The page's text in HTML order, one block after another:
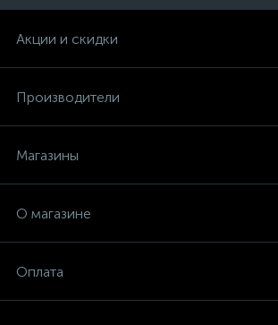
Акции и скидки
Производители
Магазины
О магазине
Оплата